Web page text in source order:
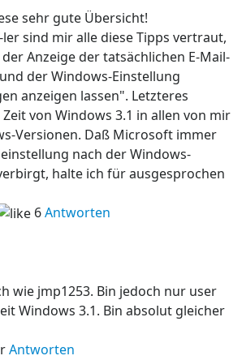
sehr gute Übersicht!
ler sind mir alle diese Tipps vertraut,
Anzeige der tatsächlichen E-Mail-
der Windows-Einstellung
anzeigen lassen". Letzteres
von Windows 3.1 in allen von mir
Versionen. Daß Microsoft immer
nach der Windows-
halte ich für ausgesprochen
6Antworten
wie jmp1253. Bin jedoch nur user
Windows 3.1. Bin absolut gleicher
Antworten